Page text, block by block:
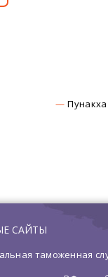
Пунакха
САЙТЫ
таможенная